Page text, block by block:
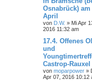
Osnabrück) am
April
von D.W. » Mi Apr
2016 11:32 am
17.4. Offenes
und
Castrop-Rauxel
von moparpower »
Apr 07, 2016 10:12